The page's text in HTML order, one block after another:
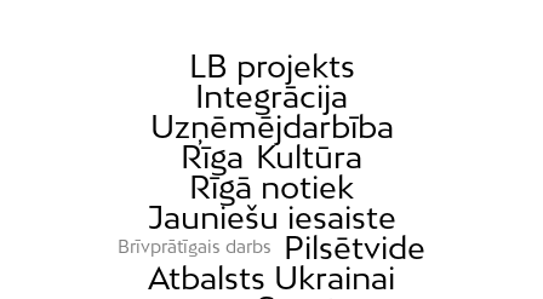
LB projekts
Integrācija
Uzņēmējdarbība
Rīga Kultūra
Rīgā notiek
Jauniešu iesaiste
Brīvprātīgais darbs
Pilsētvide
Atbalsts Ukrainai